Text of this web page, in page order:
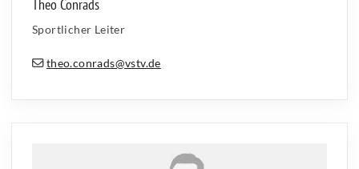
Theo Conrads
Sportlicher Leiter
theo.conrads@vstv.de